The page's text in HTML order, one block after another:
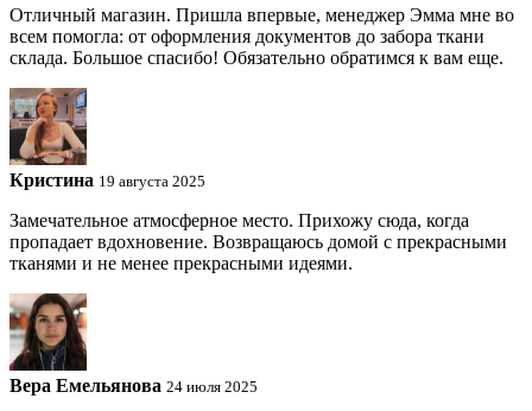
Отличный магазин. Пришла впервые, менеджер Эмма мне во
всем помогла: от оформления документов до забора ткани
склада. Большое спасибо! Обязательно обратимся к вам еще.
Кристина 19 августа 2025
Замечательное атмосферное место. Прихожу сюда, когда
пропадает вдохновение. Возвращаюсь домой с прекрасными
тканями и не менее прекрасными идеями.
Вера Емельянова 24 июля 2025